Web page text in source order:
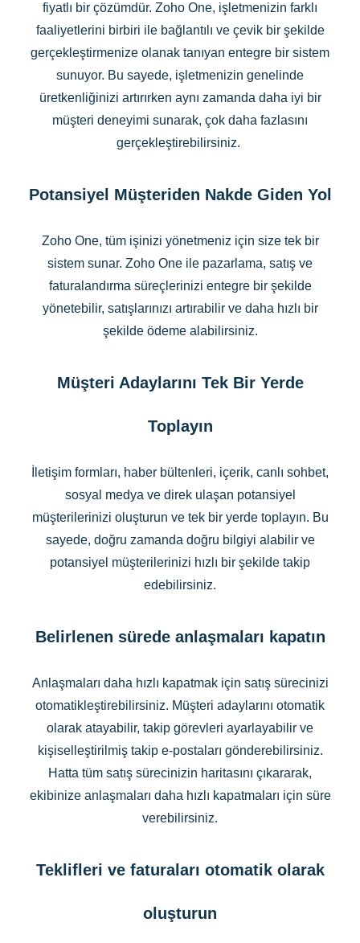
fiyatlı bir çözümdür. Zoho One, işletmenizin farklı
faaliyetlerini birbiri ile bağlantılı ve çevik bir şekilde
gerçekleştirmenize olanak tanıyan entegre bir sistem
sunuyor. Bu sayede, işletmenizin genelinde
üretkenliğinizi artırırken aynı zamanda daha iyi bir
müşteri deneyimi sunarak, çok daha fazlasını
gerçekleştirebilirsiniz.
Potansiyel Müşteriden Nakde Giden Yol
Zoho One, tüm işinizi yönetmeniz için size tek bir
sistem sunar. Zoho One ile pazarlama, satış ve
faturalandırma süreçlerinizi entegre bir şekilde
yönetebilir, satışlarınızı artırabilir ve daha hızlı bir
şekilde ödeme alabilirsiniz.
Müşteri Adaylarını Tek Bir Yerde
Toplayın
İletişim formları, haber bültenleri, içerik, canlı sohbet,
sosyal medya ve direk ulaşan potansiyel
müşterilerinizi oluşturun ve tek bir yerde toplayın. Bu
sayede, doğru zamanda doğru bilgiyi alabilir ve
potansiyel müşterilerinizi hızlı bir şekilde takip
edebilirsiniz.
Belirlenen sürede anlaşmaları kapatın
Anlaşmaları daha hızlı kapatmak için satış sürecinizi
otomatikleştirebilirsiniz. Müşteri adaylarını otomatik
olarak atayabilir, takip görevleri ayarlayabilir ve
kişiselleştirilmiş takip e-postaları gönderebilirsiniz.
Hatta tüm satış sürecinizin haritasını çıkararak,
ekibinize anlaşmaları daha hızlı kapatmaları için süre
verebilirsiniz.
Teklifleri ve faturaları otomatik olarak
oluşturun